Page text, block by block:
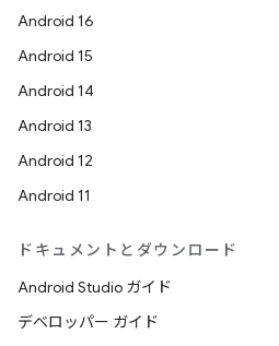
Android 16
Android 15
Android 14
Android 13
Android 12
Android 11
ドキュメントとダウンロード
Android Studio ガイド
デベロッパー ガイド